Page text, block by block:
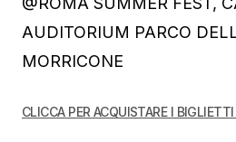
AUDITORIUM PARCO
MORRICONE
CLICCA PER ACQUISTARE I